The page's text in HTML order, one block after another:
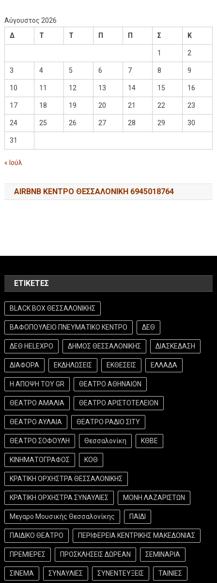
Αύγουστος 2026
Δ
Τ Τ Π Π Σ Κ
1 2
3 4 5 6 7 8 9
10 11 12 13 14 15 16
17 18 19 20 21 22 23
24 25 26 27 28 29 30
31
« Ιούλ
AIRBNB ΚΕΝΤΡΟ ΘΕΣΣΑΛΟΝΙΚΗ 6945018764
ΕΤΙΚΈΤΕΣ
BLACK BOX ΘΕΣΣΑΛΟΝΙΚΗΣ
ΒΑΦΟΠΟΥΛΕΙΟ ΠΝΕΥΜΑΤΙΚΟ ΚΕΝΤΡΟ ΔΕΘ
ΔΕΘ HELEXPO ΔΗΜΟΣ ΘΕΣΣΑΛΟΝΙΚΗΣ ΔΙΑΣΚΕΔΑΣΗ
ΔΙΑΦΟΡΑ ΕΚΔΗΛΩΣΕΙΣ ΕΚΘΕΣΕΙΣ ΕΛΛΑΔΑ
Η ΑΠΟΨΗ ΤΟΥ GR ΘΕΑΤΡΟ ΑΘΗΝΑΙΟΝ
ΘΕΑΤΡΟ ΑΜΑΛΙΑ ΘΕΑΤΡΟ ΑΡΙΣΤΟΤΕΛΕΙΟΝ
ΘΕΑΤΡΟ ΑΥΛΑΙΑ ΘΕΑΤΡΟ ΡΑΔΙΟ ΣΙΤΥ
ΘΕΑΤΡΟ ΣΟΦΟΥΛΗ Θεσσαλονίκη ΚΘΒΕ
ΚΙΝΗΜΑΤΟΓΡΑΦΟΣ ΚΟΘ
ΚΡΑΤΙΚΗ ΟΡΧΗΣΤΡΑ ΘΕΣΣΑΛΟΝΙΚΗΣ
ΚΡΑΤΙΚΗ ΟΡΧΗΣΤΡΑ ΣΥΝΑΥΛΙΕΣ ΜΟΝΗ ΛΑΖΑΡΙΣΤΩΝ
Μεγαρο Μουσικής Θεσσαλονίκης ΠΑΙΔΙ
ΠΑΙΔΙΚΟ ΘΕΑΤΡΟ ΠΕΡΙΦΕΡΕΙΑ ΚΕΝΤΡΙΚΗΣ ΜΑΚΕΔΟΝΙΑΣ
ΠΡΕΜΙΕΡΕΣ ΠΡΟΣΚΛΗΣΕΙΣ ΔΩΡΕΑΝ ΣΕΜΙΝΑΡΙΑ
ΣΙΝΕΜΑ ΣΥΝΑΥΛΙΕΣ ΣΥΝΕΝΤΕΥΞΕΙΣ ΤΑΙΝΙΕΣ